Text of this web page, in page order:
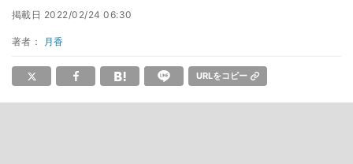
掲載日 2022/02/24 06:30
著者： 月香
URLをコピー